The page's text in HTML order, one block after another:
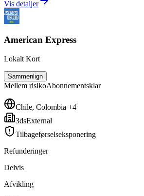
Vis detaljer
American Express
Lokalt Kort
Sammenlign
Mellem risikoAbonnementsklar
Chile, Colombia +4
3dsExternal
Tilbageførselseksponering
Refunderinger
Delvis
Afvikling